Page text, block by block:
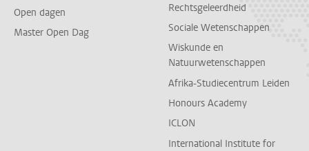
Open dagen
Master Open Dag
Rechtsgeleerdheid
Sociale Wetenschappen
Wiskunde en
Natuurwetenschappen
Afrika-Studiecentrum Leiden
Honours Academy
ICLON
International Institute for